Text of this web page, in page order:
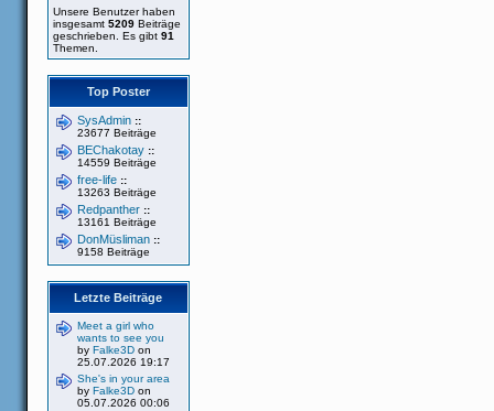
Unsere Benutzer haben
insgesamt 5209 Beiträge
geschrieben. Es gibt 91
Themen.
Top Poster
SysAdmin ::
23677 Beiträge
BEChakotay ::
14559 Beiträge
free-life ::
13263 Beiträge
Redpanther ::
13161 Beiträge
DonMüsliman ::
9158 Beiträge
Letzte Beiträge
Meet a girl who
wants to see you
by Falke3D on
25.07.2026 19:17
She's in your area
by Falke3D on
05.07.2026 00:06